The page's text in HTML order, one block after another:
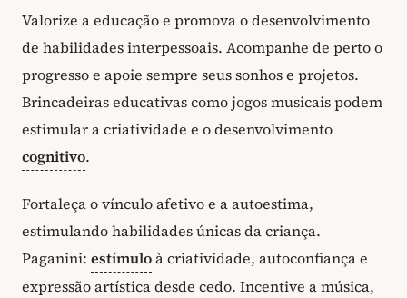
Valorize a educação e promova o desenvolvimento
de habilidades interpessoais. Acompanhe de perto o
progresso e apoie sempre seus sonhos e projetos.
Brincadeiras educativas como jogos musicais podem
estimular a criatividade e o desenvolvimento
cognitivo.
Fortaleça o vínculo afetivo e a autoestima,
estimulando habilidades únicas da criança.
Paganini: estímuloà criatividade, autoconfiança e
expressão artística desde cedo. Incentive a música,